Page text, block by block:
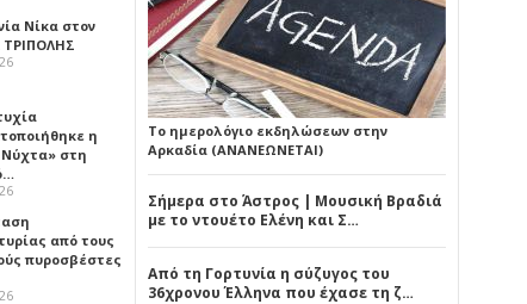
Νίκα στον
η
στη
από τους
πυροσβέστες
Το ημερολόγιο εκδηλώσεων στην
Αρκαδία (ΑΝΑΝΕΩΝΕΤΑΙ)
Σήμερα στο Άστρος | Μουσική Βραδιά
με το ντουέτο Ελένη και Σ…
Από τη Γορτυνία η σύζυγος του
36χρονου Έλληνα που έχασε τη ζ…